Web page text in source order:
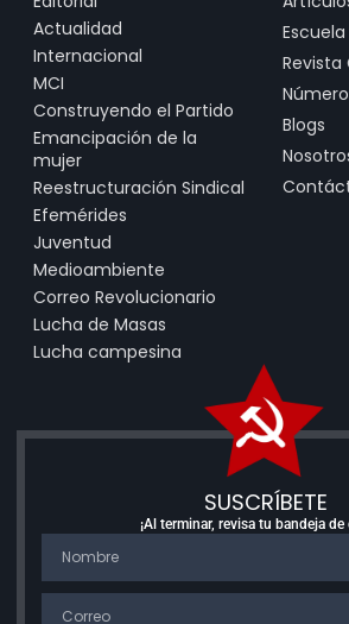
Actualidad
Internacional
MCI
Construyendo el Partido
Emancipación de la
mujer
Reestructuración Sindical
Efemérides
Juventud
Medioambiente
Correo Revolucionario
Lucha de Masas
Lucha campesina
Blogs
SUSCRÍBETE
¡Al terminar, revisa tu bandeja de